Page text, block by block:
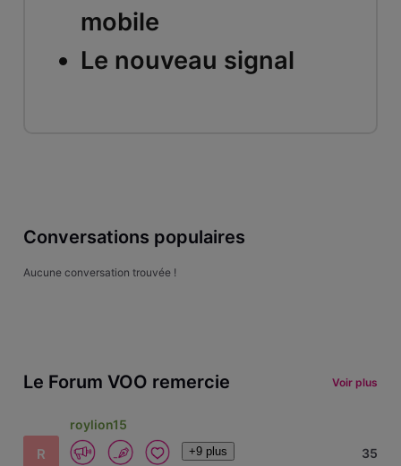
mobile
Le nouveau signal
Conversations populaires
Aucune conversation trouvée !
Le Forum VOO remercie Voir plus
R
roylion15
+9 plus 35